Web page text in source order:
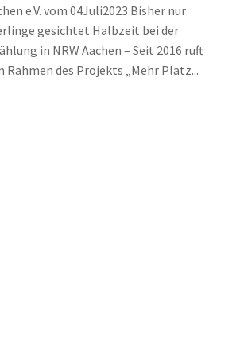
e.V. vom 04Juli2023 Bisher nur
gesichtet Halbzeit bei der
in NRW Aachen – Seit 2016 ruft
Rahmen des Projekts „Mehr Platz...